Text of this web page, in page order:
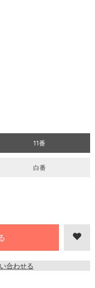
11番
白番
合わせる